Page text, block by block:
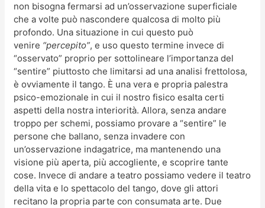
non bisogna fermarsi ad un’osservazione superficiale
che a volte può nascondere qualcosa di molto più
profondo. Una situazione in cui questo può
venire “percepito”, e uso questo termine invece di
“osservato” proprio per sottolineare l’importanza del
“sentire” piuttosto che limitarsi ad una analisi frettolosa,
è ovviamente il tango. È una vera e propria palestra
psico-emozionale in cui il nostro fisico esalta certi
aspetti della nostra interiorità. Allora, senza andare
troppo per schemi, possiamo provare a “sentire” le
persone che ballano, senza invadere con
un’osservazione indagatrice, ma mantenendo una
visione più aperta, più accogliente, e scoprire tante
cose. Invece di andare a teatro possiamo vedere il teatro
della vita e lo spettacolo del tango, dove gli attori
recitano la propria parte con consumata arte. Due